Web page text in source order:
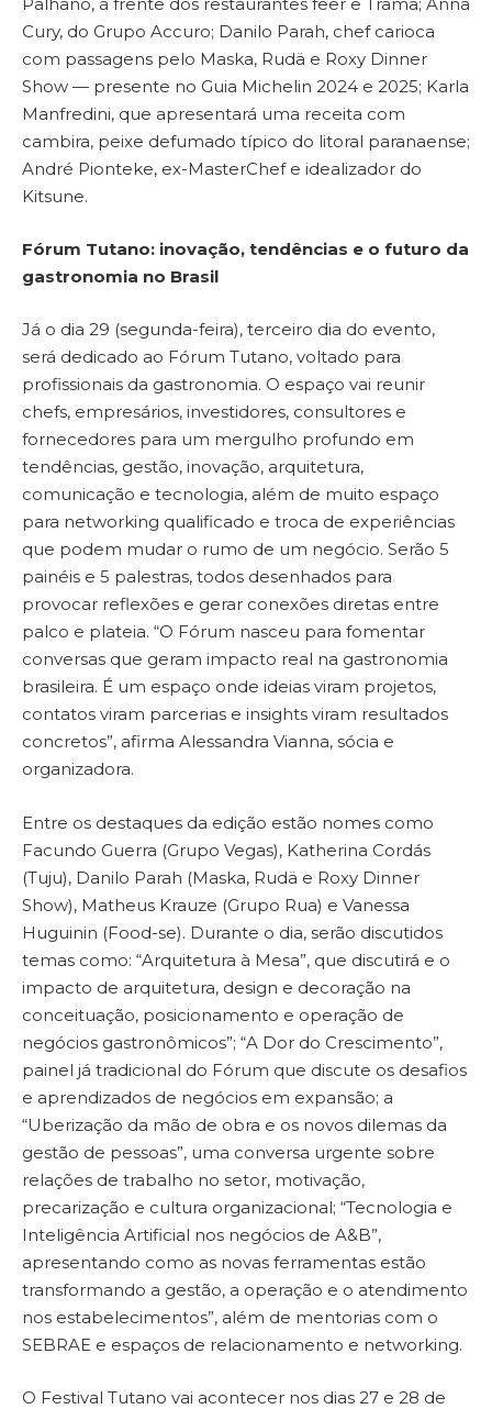
Cury, do Grupo Accuro; Danilo Parah, chef carioca
com passagens pelo Maska, Rudä e Roxy Dinner
Show — presente no Guia Michelin 2024 e 2025; Karla
Manfredini, que apresentará uma receita com
cambira, peixe defumado típico do litoral paranaense;
André Pionteke, ex-MasterChef e idealizador do
Kitsune.
Fórum Tutano: inovação, tendências e o futuro da
gastronomia no Brasil
Já o dia 29 (segunda-feira), terceiro dia do evento,
será dedicado ao Fórum Tutano, voltado para
profissionais da gastronomia. O espaço vai reunir
chefs, empresários, investidores, consultores e
fornecedores para um mergulho profundo em
tendências, gestão, inovação, arquitetura,
comunicação e tecnologia, além de muito espaço
para networking qualificado e troca de experiências
que podem mudar o rumo de um negócio. Serão 5
painéis e 5 palestras, todos desenhados para
provocar reflexões e gerar conexões diretas entre
palco e plateia. “O Fórum nasceu para fomentar
conversas que geram impacto real na gastronomia
brasileira. É um espaço onde ideias viram projetos,
contatos viram parcerias e insights viram resultados
concretos”, afirma Alessandra Vianna, sócia e
organizadora.
Entre os destaques da edição estão nomes como
Facundo Guerra (Grupo Vegas), Katherina Cordás
(Tuju), Danilo Parah (Maska, Rudä e Roxy Dinner
Show), Matheus Krauze (Grupo Rua) e Vanessa
Huguinin (Food-se). Durante o dia, serão discutidos
temas como: “Arquitetura à Mesa”, que discutirá e o
impacto de arquitetura, design e decoração na
conceituação, posicionamento e operação de
negócios gastronômicos”; “A Dor do Crescimento”,
painel já tradicional do Fórum que discute os desafios
e aprendizados de negócios em expansão; a
“Uberização da mão de obra e os novos dilemas da
gestão de pessoas”, uma conversa urgente sobre
relações de trabalho no setor, motivação,
precarização e cultura organizacional; “Tecnologia e
Inteligência Artificial nos negócios de A&B”,
apresentando como as novas ferramentas estão
transformando a gestão, a operação e o atendimento
nos estabelecimentos”, além de mentorias com o
SEBRAE e espaços de relacionamento e networking.
O Festival Tutano vai acontecer nos dias 27 e 28 de